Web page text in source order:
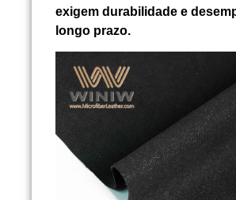
exigem durabilidade e
longo prazo.